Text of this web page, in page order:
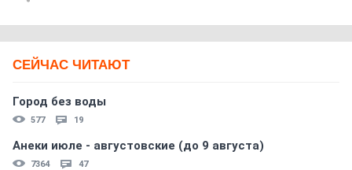
СЕЙЧАС ЧИТАЮТ
Город без воды
577 19
Анеки июле - августовские (до 9 августа)
7364 47